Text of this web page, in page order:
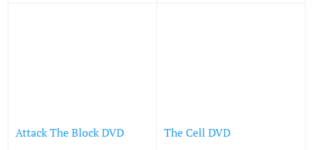
Attack The Block DVD The Cell DVD